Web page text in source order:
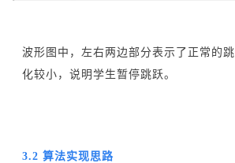
波形图中，左右两边部分表示了正常的
化较小，说明学生暂停跳跃。
3.2 算法实现思路